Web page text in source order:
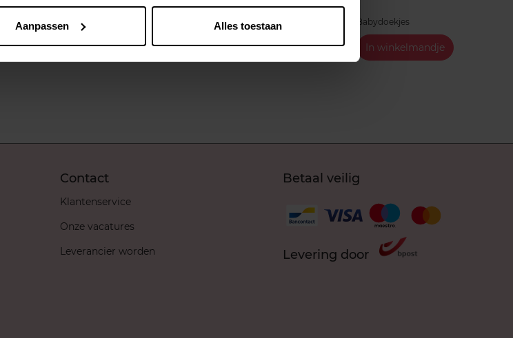
Aanpassen Alles toestaan
€ 3,29 In winkelmandje
Babydoekjes
€ 4,39 In winkelmandje
Contact
Klantenservice
Onze vacatures
Leverancier worden
Betaal veilig
Levering door